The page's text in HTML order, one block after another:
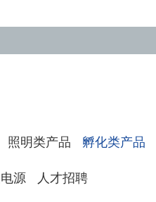
照明类产品 孵化类产品
源 人才招聘